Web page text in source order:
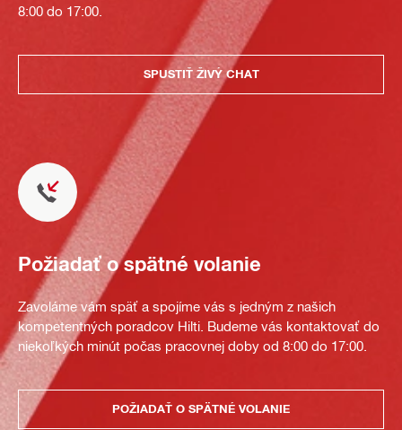
8:00 do 17:00.
SPUSTIŤ ŽIVÝ CHAT
Požiadať o spätné volanie
Zavoláme vám späť a spojíme vás s jedným z našich
kompetentných poradcov Hilti. Budeme vás kontaktovať do
niekoľkých minút počas pracovnej doby od 8:00 do 17:00.
POŽIADAŤ O SPÄTNÉ VOLANIE